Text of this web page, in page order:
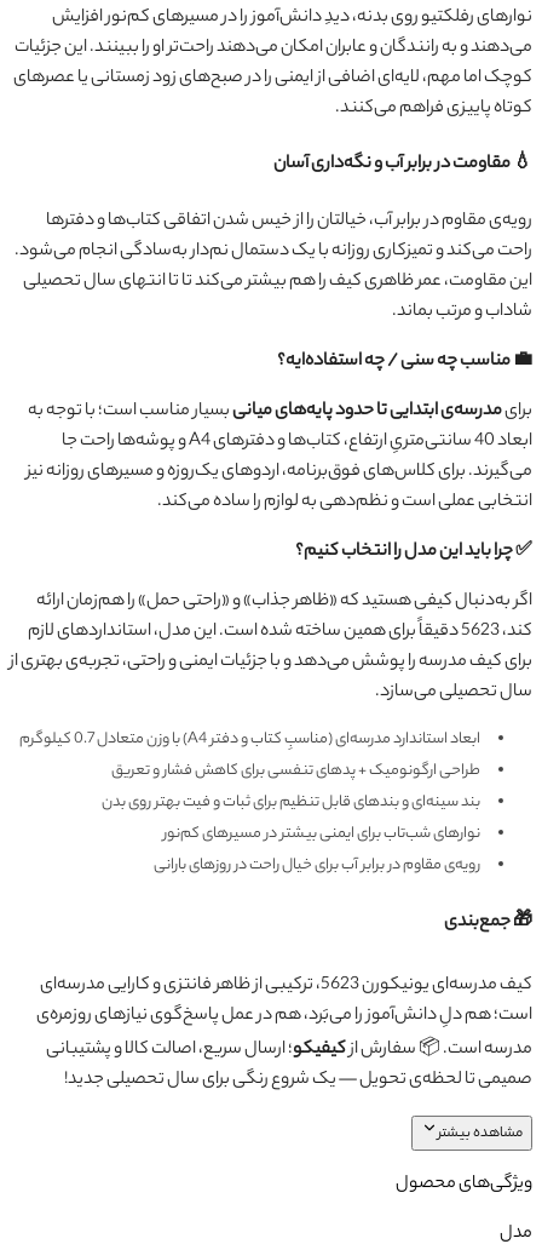
نوارهای رفلکتیو روی بدنه، دیدِ دانش‌آموز را در مسیرهای کم‌نور افزایش
می‌دهند و به رانندگان و عابران امکان می‌دهند راحت‌تر او را ببینند. این جزئیات
کوچک اما مهم، لایه‌ای اضافی از ایمنی را در صبح‌های زود زمستانی یا عصرهای
کوتاه پاییزی فراهم می‌کنند.
💧 مقاومت در برابر آب و نگه‌داری آسان
رویه‌ی مقاوم در برابر آب، خیالتان را از خیس شدن اتفاقی کتاب‌ها و دفترها
راحت می‌کند و تمیزکاری روزانه با یک دستمال نم‌دار به‌سادگی انجام می‌شود.
این مقاومت، عمر ظاهری کیف را هم بیشتر می‌کند تا تا انتهای سال تحصیلی
شاداب و مرتب بماند.
💼 مناسب چه سنی / چه استفاده‌ایه؟
برایمدرسه‌ی ابتدایی تا حدود پایه‌های میانیبسیار مناسب است؛ با توجه به
ابعاد 40 سانتی‌متریِ ارتفاع، کتاب‌ها و دفترهای A4 و پوشه‌ها راحت جا
می‌گیرند. برای کلاس‌های فوق‌برنامه، اردوهای یک‌روزه و مسیرهای روزانه نیز
انتخابی عملی است و نظم‌دهی به لوازم را ساده می‌کند.
✅ چرا باید این مدل را انتخاب کنیم؟
اگر به‌دنبال کیفی هستید که «ظاهر جذاب» و «راحتی حمل» را هم‌زمان ارائه
کند، 5623 دقیقاً برای همین ساخته شده است. این مدل، استانداردهای لازم
برای کیف مدرسه را پوشش می‌دهد و با جزئیات ایمنی و راحتی، تجربه‌ی بهتری از
سال تحصیلی می‌سازد.
ابعاد استاندارد مدرسه‌ای (مناسبِ کتاب و دفتر A4) با وزن متعادل 0.7 کیلوگرم
طراحی ارگونومیک + پدهای تنفسی برای کاهش فشار و تعریق
بند سینه‌ای و بندهای قابل تنظیم برای ثبات و فیت بهتر روی بدن
نوارهای شب‌تاب برای ایمنی بیشتر در مسیرهای کم‌نور
رویه‌ی مقاوم در برابر آب برای خیال راحت در روزهای بارانی
🎁 جمع‌بندی
کیف مدرسه‌ای یونیکورن 5623، ترکیبی از ظاهر فانتزی و کارایی مدرسه‌ای
است؛ هم دلِ دانش‌آموز را می‌بَرد، هم در عمل پاسخ‌گوی نیازهای روزمره‌ی
مدرسه است. 📦 سفارش ازکیفیکو؛ ارسال سریع، اصالت کالا و پشتیبانی
صمیمی تا لحظه‌ی تحویل — یک شروع رنگی برای سال تحصیلی جدید!
مشاهده بیشتر
ویژگی‌های محصول
مدل